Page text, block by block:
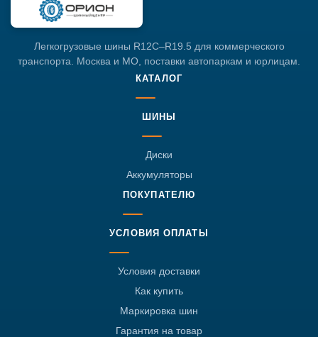
Легкогрузовые шины R12C–R19.5 для коммерческого
транспорта. Москва и МО, поставки автопаркам и юрлицам.
КАТАЛОГ
ШИНЫ
Диски
Аккумуляторы
ПОКУПАТЕЛЮ
УСЛОВИЯ ОПЛАТЫ
Условия доставки
Как купить
Маркировка шин
Гарантия на товар